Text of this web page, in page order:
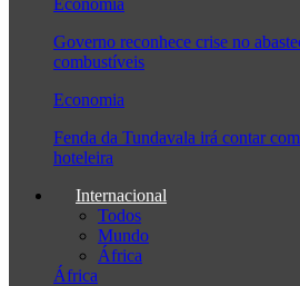
Economia
Governo reconhece crise no
combustíveis
Economia
Fenda da Tundavala irá contar
hoteleira
Internacional
Todos
Mundo
África
África